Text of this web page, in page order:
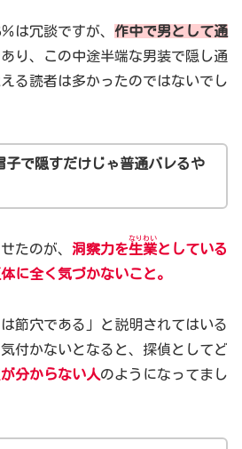
は冗談ですが、 作中で男として通
り、この中途半端な男装で隠し通
る読者は多かったのではないでし
子で隠すだけじゃ普通バレるや
たのが、 洞察力を生業
なりわい
としている
に全く気づかないこと。
節穴である」と説明されてはいる
付かないとなると、探偵としてど
分からない人のようになってまし